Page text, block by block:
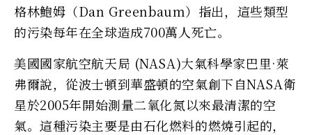
格林鮑姆（Dan Greenbaum）指出，這些類型
的污染每年在全球造成700萬人死亡。
美國國家航空航天局 (NASA)大氣科學家巴里·萊
弗爾說，從波士頓到華盛頓的空氣創下自NASA衛
星於2005年開始測量二氧化氮以來最清潔的空
氣。這種污染主要是由石化燃料的燃燒引起的，